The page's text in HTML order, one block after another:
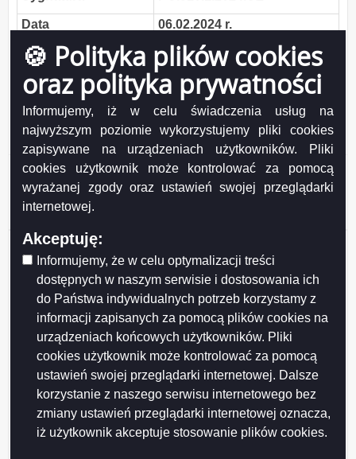
🍪 Polityka plików cookies
oraz polityka prywatności
Informujemy, iż w celu świadczenia usług na
najwyższym poziomie wykorzystujemy pliki cookies
zapisywane na urządzeniach użytkowników. Pliki
cookies użytkownik może kontrolować za pomocą
wyrażanej zgody oraz ustawień swojej przeglądarki
internetowej.
Akceptuję:
Informujemy, że w celu optymalizacji treści
dostępnych w naszym serwisie i dostosowania ich
do Państwa indywidualnych potrzeb korzystamy z
informacji zapisanych za pomocą plików cookies na
urządzeniach końcowych użytkowników. Pliki
cookies użytkownik może kontrolować za pomocą
ustawień swojej przeglądarki internetowej. Dalsze
korzystanie z naszego serwisu internetowego bez
zmiany ustawień przeglądarki internetowej oznacza,
iż użytkownik akceptuje stosowanie plików cookies.
Data 06.02.2024 r.
Organ wydający Prezydent Miasta Suwałk
Temat podatek od nieruchomości
Słowa kluczowe
Indywidualna sprawa
wnioskodawcy
06.02.2024r. Sygnatura PO.310.1.2024.UZ Interpretacja
indywidualna.pdf ( 644.15 KB )
Podgląd
indywidualna.pdf
06.02.2024r. Sygnatura PO.310.1.2024.UZ Interpretacja indywidualna w zakresie
przepisów prawa podatkowego w podatku od nieruchomości - obiekty kontenerowe
Udostępniający:
Wytwarzający/odpowiadający:Urszula Zaremba -
Wydział Podatków i Opłat
Data wytworzenia:2024-02-29
Wprowadzający:Michał Nowicki
Data modyfikacji: 2024-11-25
Opublikował:Michał Nowicki
Data publikacji:2024-02-29